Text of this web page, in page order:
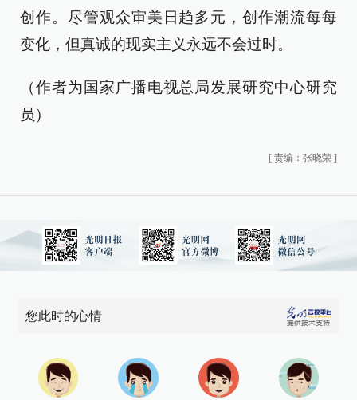
创作。尽管观众审美日趋多元，创作潮流每每
变化，但真诚的现实主义永远不会过时。
（作者为国家广播电视总局发展研究中心研究
员）
[ 责编：张晓荣 ]
您此时的心情